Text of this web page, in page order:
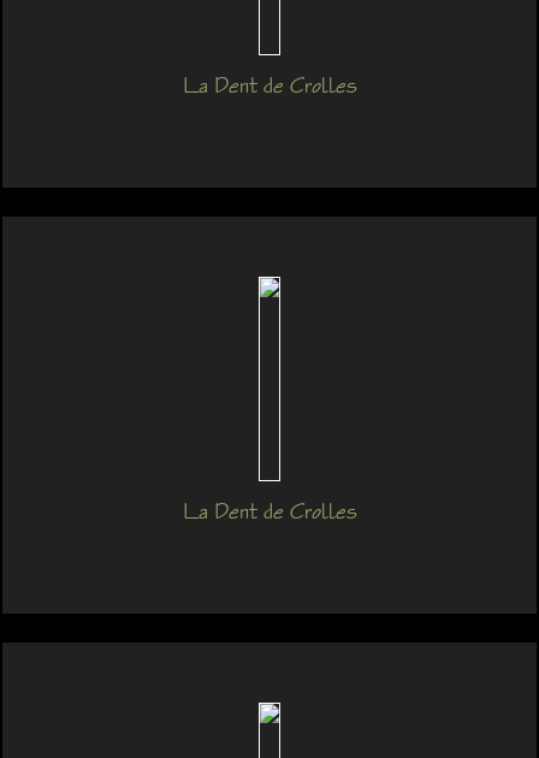
La Dent de Crolles
La Dent de Crolles